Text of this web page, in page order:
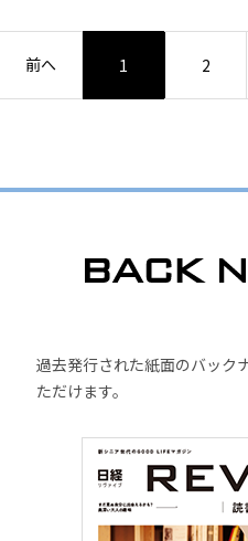
前へ 1 2
過去発行された紙面のバック
ただけます。